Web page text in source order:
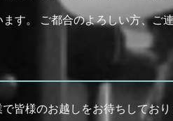
す。 ご都合のよろしい方、ご
皆様のお越しをお待ちしてお